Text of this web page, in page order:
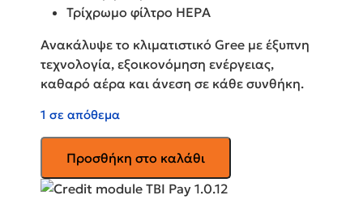
Τρίχρωμο φίλτρο HEPA
Ανακάλυψε το κλιματιστικό Gree με έξυπνη
τεχνολογία, εξοικονόμηση ενέργειας,
καθαρό αέρα και άνεση σε κάθε συνθήκη.
1 σε απόθεμα
GREE
Κλιματιστικό
Προσθήκη στο καλάθι